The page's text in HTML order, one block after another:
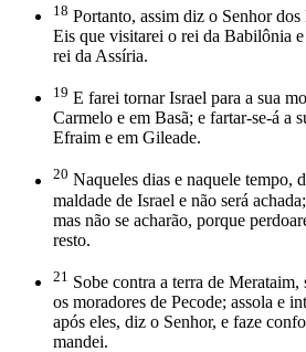
18 Portanto, assim diz o Senhor
Eis que visitarei o rei da Babilônia
rei da Assíria.
19 E farei tornar Israel para a sua
Carmelo e em Basã; e fartar-se-á a
Efraim e em Gileade.
20 Naqueles dias e naquele tempo,
maldade de Israel e não será
mas não se acharão, porque
resto.
21 Sobe contra a terra de Merataim,
os moradores de Pecode; assola e
após eles, diz o Senhor, e faze
mandei.